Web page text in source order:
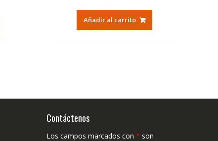
Añadir al carrito
Contáctenos
Los campos marcados con * son